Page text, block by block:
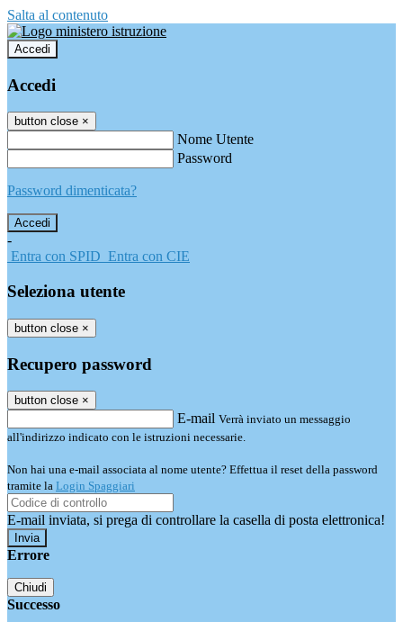
Salta al contenuto
Accedi
Accedi
button close ×
Nome Utente
Password
Password dimenticata?
-
Entra con SPID Entra con CIE
Seleziona utente
button close ×
Recupero password
button close ×
E-mail Verrà inviato un messaggio
all'indirizzo indicato con le istruzioni necessarie.
Non hai una e-mail associata al nome utente? Effettua il reset della password
tramite la Login Spaggiari
E-mail inviata, si prega di controllare la casella di posta elettronica!
Errore
Chiudi
Successo